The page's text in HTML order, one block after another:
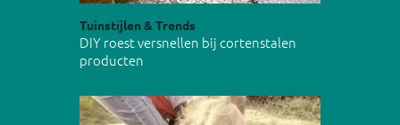
Tuinstijlen & Trends
DIY roest versnellen bij cortenstalen
producten